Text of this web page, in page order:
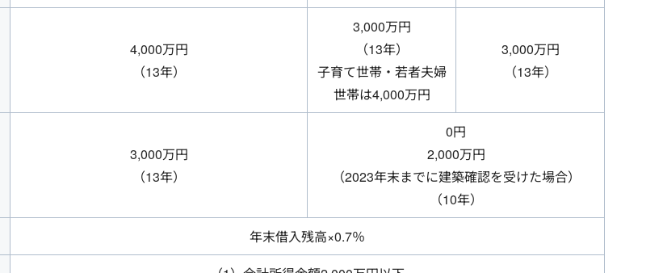
4,000万円
（13年）
3,000万円
（13年）
子育て世帯・若者夫婦
世帯は4,000万円
3,000万円
（13年）
3,000万円
（13年）
0円
2,000万円
（2023年末までに建築確認を受けた場合）
（10年）
年末借入残高×0.7％